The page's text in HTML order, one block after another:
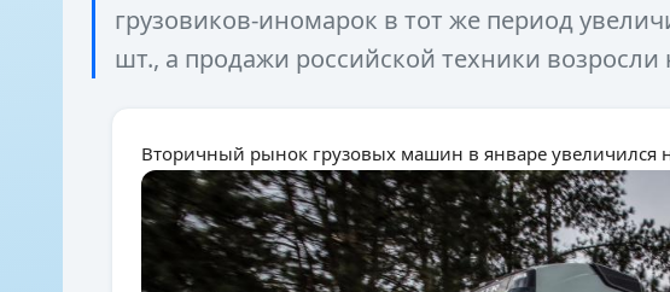
грузовиков-иномарок в тот же период
шт., а продажи российской техники возросли
Вторичный рынок грузовых машин в январе увеличился